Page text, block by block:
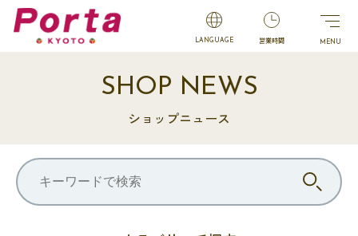
LANGUAGE 営業時間
SHOP NEWS
ショップニュース